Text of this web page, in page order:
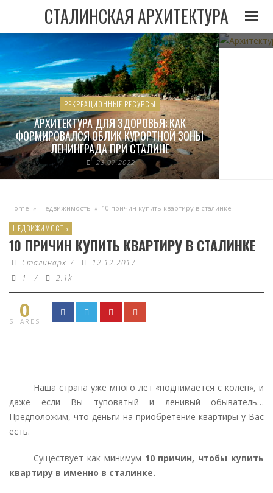
СТАЛИНСКАЯ АРХИТЕКТУРА
05.11.2022
РЕКРЕАЦИОННЫЕ РЕСУРСЫ
АРХИТЕКТУРА ДЛЯ ЗДОРОВЬЯ: КАК
ФОРМИРОВАЛСЯ ОБЛИК КУРОРТНОЙ ЗОНЫ
ЛЕНИНГРАДА ПРИ СТАЛИНЕ
23.07.2022
Home » Недвижимость » 10 причин купить квартиру в сталинке
НЕДВИЖИМОСТЬ
10 ПРИЧИН КУПИТЬ КВАРТИРУ В СТАЛИНКЕ
Сталинарх /
12.12.2017
1
/ 2.1k
0
SHARES
Наша страна уже много лет «поднимается с колен», и
даже если Вы туповатый и ленивый обыватель…
Предположим, что деньги на приобретение квартиры у Вас
есть.
Существует как минимум 10 причин, чтобы купить
квартиру в именно в сталинке.